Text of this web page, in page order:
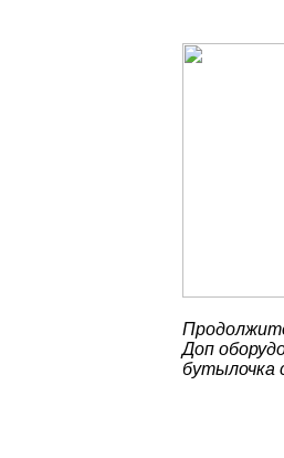
Доп
бутылочка